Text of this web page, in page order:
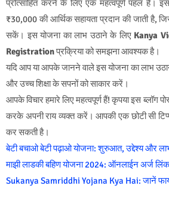
प्रोत्साहित करने के लिए एक महत्वपूर्ण पहल है।
₹30,000 की आर्थिक सहायता प्रदान की जाती है,
सकें। इस योजना का लाभ उठाने के लिए Kanya
Registrationप्रक्रिया को समझना आवश्यक है।
यदि आप या आपके जानने वाले इस योजना का लाभ
और उच्च शिक्षा के सपनों को साकार करें।
आपके विचार हमारे लिए महत्वपूर्ण हैं! कृपया इस
करके अपनी राय व्यक्त करें। आपकी एक छोटी सी
कर सकती है।
बेटी बचाओ बेटी पढ़ाओ योजना: शुरुआत, उद्देश्य और
माझी लाडकी बहिण योजना 2024: ऑनलाईन अर्ज
Sukanya Samriddhi Yojana Kya Hai: जानें